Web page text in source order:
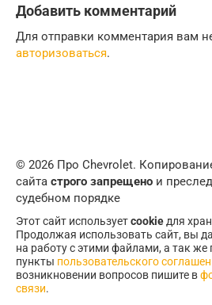
Добавить комментарий
Для отправки комментария вам
авторизоваться.
© 2026 Про Chevrolet.
сайта строго запрещено и
судебном порядке
Этот сайт используетcookieдля
Продолжая использовать сайт, вы
на работу с этими файлами, а так же
пункты пользовательского
возникновении вопросов пишите в
связи.